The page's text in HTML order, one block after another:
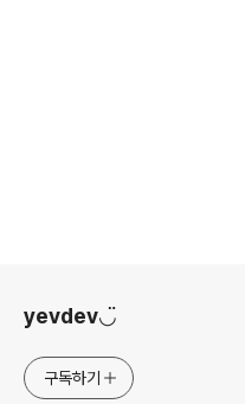
yevdev◡̈
구독하기